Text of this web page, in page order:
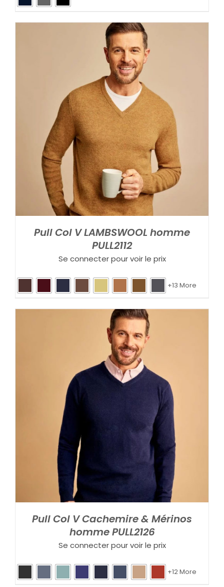
Pull Col V LAMBSWOOL homme
PULL2112
Se connecter pour voir le prix
+13 More
Pull Col V Cachemire & Mérinos
homme PULL2126
Se connecter pour voir le prix
+12 More